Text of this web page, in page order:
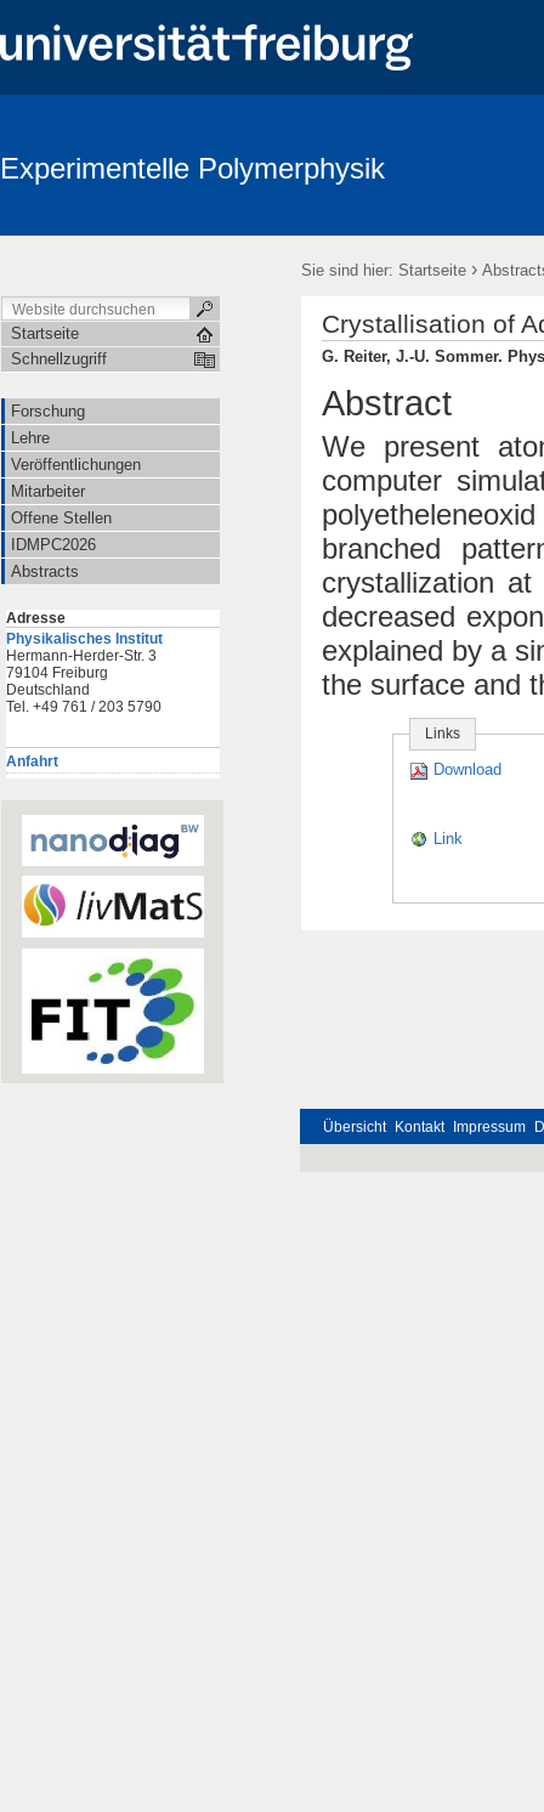
Experimentelle Polymerphysik
Sie sind hier: Startseite ›
Startseite
Schnellzugriff
Forschung
Lehre
Veröffentlichungen
Mitarbeiter
Offene Stellen
IDMPC2026
Abstracts
Adresse
Physikalisches Institut
Hermann-Herder-Str. 3
79104 Freiburg
Deutschland
Tel. +49 761 / 203 5790
Anfahrt
Crystallisation of
G. Reiter, J.-U. Sommer.
Abstract
We present
computer
branched
crystallization
decreased
explained by a
the surface and
Links
Download
Link
Übersicht Kontakt Impressum